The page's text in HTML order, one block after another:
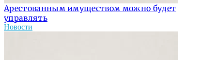
Арестованным имуществом можно будет
управлять
Новости